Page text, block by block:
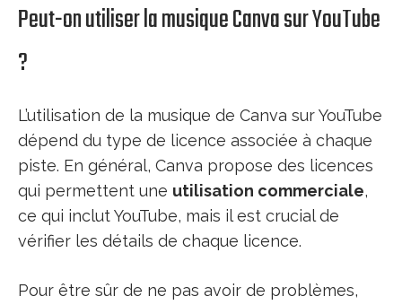
Peut-on utiliser la musique Canva sur YouTube
?
L’utilisation de la musique de Canva sur YouTube
dépend du type de licence associée à chaque
piste. En général, Canva propose des licences
qui permettent une utilisation commerciale,
ce qui inclut YouTube, mais il est crucial de
vérifier les détails de chaque licence.
Pour être sûr de ne pas avoir de problèmes,